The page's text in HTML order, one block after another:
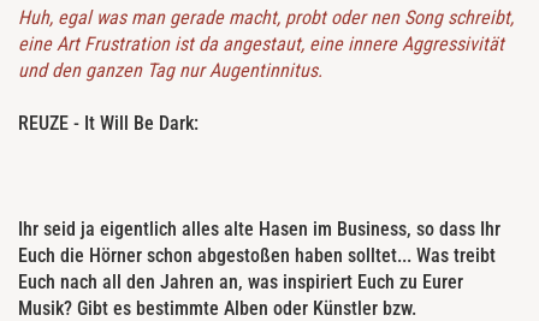
Huh, egal was man gerade macht, probt oder nen Song schreibt,
eine Art Frustration ist da angestaut, eine innere Aggressivität
und den ganzen Tag nur Augentinnitus.
REUZE - It Will Be Dark:
Ihr seid ja eigentlich alles alte Hasen im Business, so dass Ihr
Euch die Hörner schon abgestoßen haben solltet... Was treibt
Euch nach all den Jahren an, was inspiriert Euch zu Eurer
Musik? Gibt es bestimmte Alben oder Künstler bzw.